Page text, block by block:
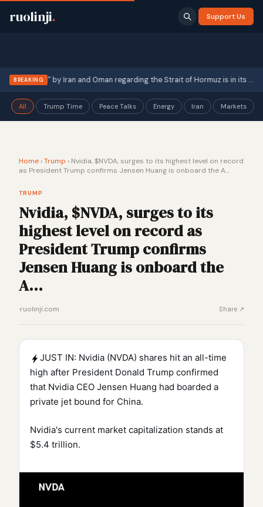
ruolinji. Support Us
BREAKINGby Iran and Oman regarding the Strait of Hormuz is in its … ·
All Trump Time Peace Talks Energy Iran Markets
Home ›Trump › Nvidia, $NVDA, surges to its highest level on record
as President Trump confirms Jensen Huang is onboard the A…
TRUMP
Nvidia, $NVDA, surges to its
highest level on record as
President Trump confirms
Jensen Huang is onboard the
A…
·ruolinji.com Share ↗
JUST IN: Nvidia (NVDA) shares hit an all-time
high after President Donald Trump confirmed
that Nvidia CEO Jensen Huang had boarded a
private jet bound for China.
Nvidia's current market capitalization stands at
$5.4 trillion.